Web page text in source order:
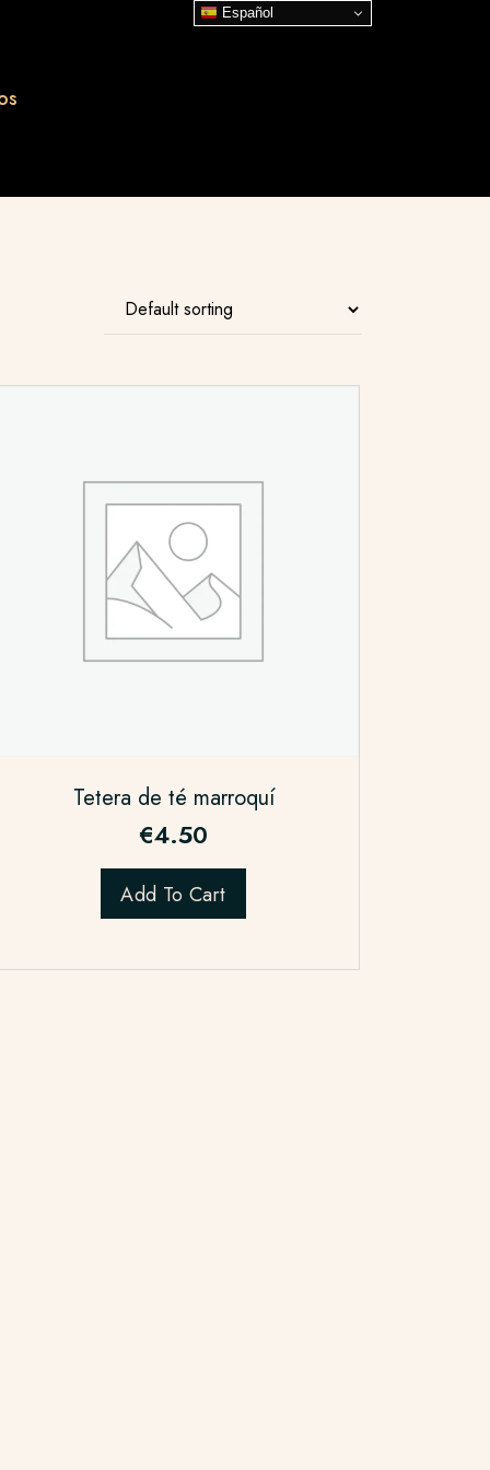
Tetera de té marroquí
€4.50
Add To Cart
Español